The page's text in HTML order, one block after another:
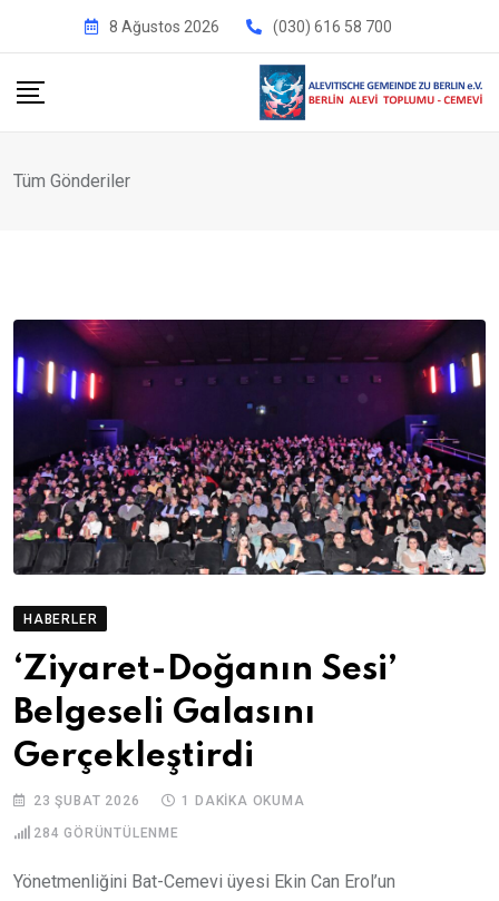
8 Ağustos 2026 (030) 616 58 700
Tüm Gönderiler
HABERLER
‘Ziyaret-Doğanın Sesi’
Belgeseli Galasını
Gerçekleştirdi
23 ŞUBAT 2026 1 DAKIKA OKUMA
284 GÖRÜNTÜLENME
Yönetmenliğini Bat-Cemevi üyesi Ekin Can Erol’un